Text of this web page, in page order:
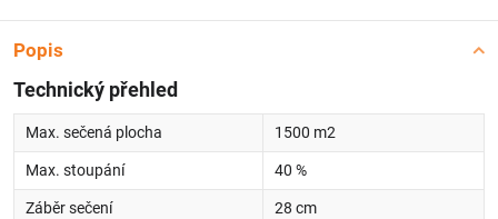
Popis
Technický přehled
Max. sečená plocha 1500 m2
Max. stoupání 40 %
Záběr sečení 28 cm